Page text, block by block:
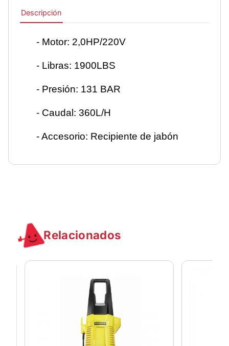
Descripción
- Motor: 2,0HP/220V
- Libras: 1900LBS
- Presión: 131 BAR
- Caudal: 360L/H
- Accesorio: Recipiente de jabón
Relacionados